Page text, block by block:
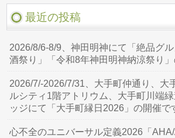
最近の投稿
2026/8/6-8/9、神田明神にて「絶品グ
酒祭り」「令和8年神田明神納涼祭り」
2026/7/-2026/7/31、大手町仲通り、大
ルシティ1階アトリウム、大手町川端
ッジにて「大手町縁日2026」の開催で
心不全のユニバーサル定義2026「